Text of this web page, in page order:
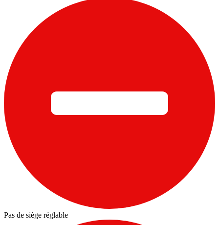
Pas de siège réglable